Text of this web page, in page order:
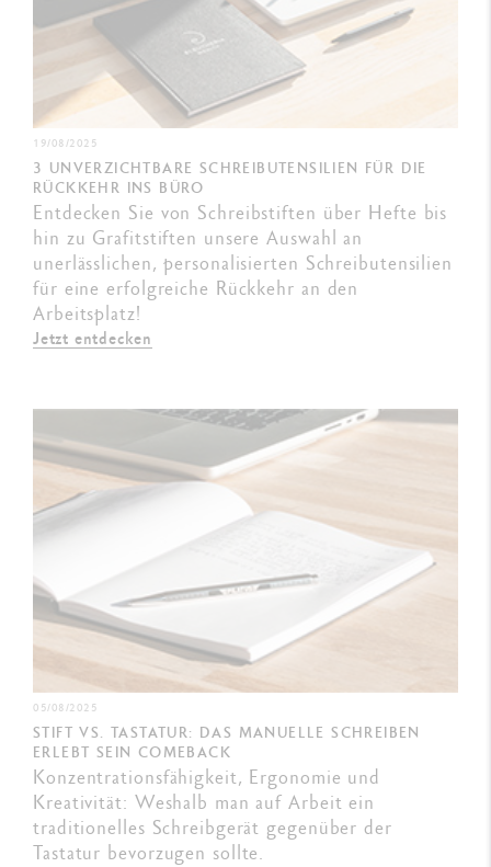
19/08/2025
3 UNVERZICHTBARE SCHREIBUTENSILIEN FÜR DIE
RÜCKKEHR INS BÜRO
Entdecken Sie von Schreibstiften über Hefte bis
hin zu Grafitstiften unsere Auswahl an
unerlässlichen, personalisierten Schreibutensilien
für eine erfolgreiche Rückkehr an den
Arbeitsplatz!
Jetzt entdecken
05/08/2025
STIFT VS. TASTATUR: DAS MANUELLE SCHREIBEN
ERLEBT SEIN COMEBACK
Konzentrationsfähigkeit, Ergonomie und
Kreativität: Weshalb man auf Arbeit ein
traditionelles Schreibgerät gegenüber der
Tastatur bevorzugen sollte.